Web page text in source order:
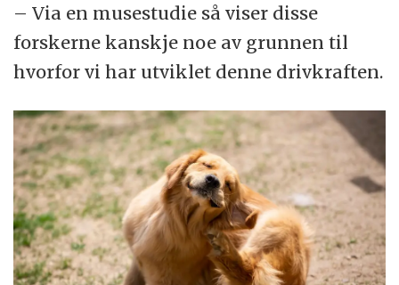
– Via en musestudie så viser disse
forskerne kanskje noe av grunnen til
hvorfor vi har utviklet denne drivkraften.